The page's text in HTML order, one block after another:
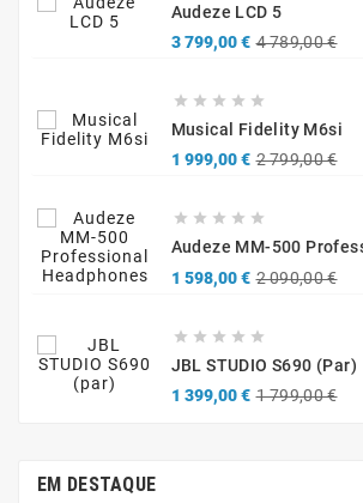
Audeze LCD 5
3 799,00 € 4 789,00 €
    
Musical Fidelity M6si
1 999,00 € 2 799,00 €
    
1 598,00 € 2 090,00 €
    
JBL STUDIO S690 (par)
1 399,00 € 1 799,00 €
EM DESTAQUE